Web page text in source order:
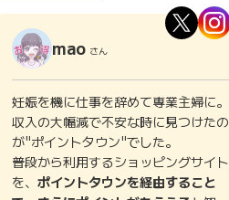
mao さん
妊娠を機に仕事を辞めて専業主婦に。
収入の大幅減で不安な時に見つけたの
が"ポイントタウン"でした。
普段から利用するショッピングサイト
を、 ポイントタウンを経由すること